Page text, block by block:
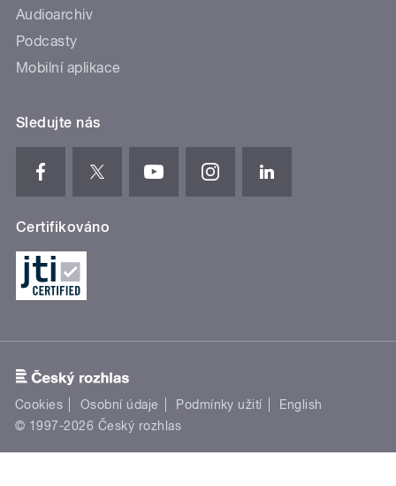
Audioarchiv
Podcasty
Mobilní aplikace
Sledujte nás
Certifikováno
Cookies Osobní údaje Podmínky užití
English
© 1997-2026 Český rozhlas